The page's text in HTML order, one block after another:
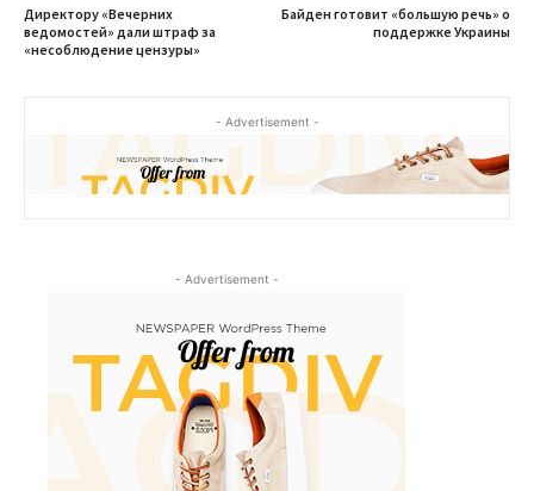
Директору «Вечерних
ведомостей» дали штраф за
«несоблюдение цензуры»
Байден готовит «большую речь» о
поддержке Украины
- Advertisement -
- Advertisement -